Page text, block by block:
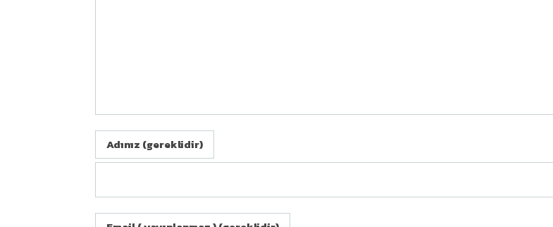
Adınız (gereklidir)